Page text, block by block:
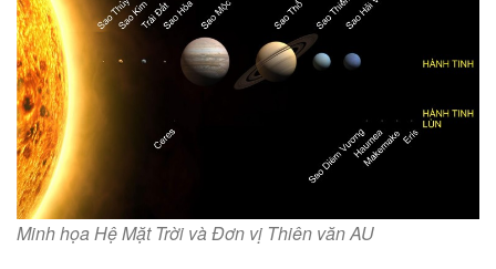
Minh họa Hệ Mặt Trời và Đơn vị Thiên văn AU